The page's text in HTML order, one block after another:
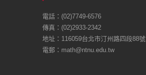
電話：(02)7749-6576
傳真：(02)2933-2342
地址：116059台北市汀州路四段88號
電郵：math@ntnu.edu.tw